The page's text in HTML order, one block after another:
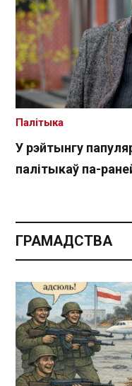
У рэйтынгу
палітыкаў па-
Палітыка
ГРАМАДСТВА